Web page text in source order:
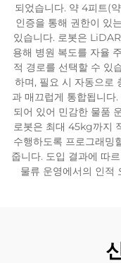
사례
뉴스
서비스 지원
연락
되었습니다. 약 4피트(
인증을 통해 권한이 있
있습니다. 로봇은
용해 병원 복도를 자율
적 경로를 선택할 수 있
하며, 필요 시 자동으로
과 매끄럽게 통합됩니다
되어 있어 민감한 물품
로봇은 최대 45kg까지
수행하도록 프로그래밍
줍니다. 도입 결과에 따
물류 운영에서의 인적